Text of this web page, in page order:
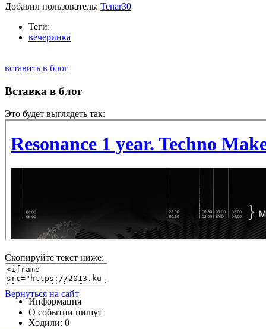
Вернуться на сайт
Добавил пользователь: Tenar30
Теги:
вечеринка
вставить в блог
Вставка в блог
Это будет выглядеть так:
Скопируйте текст ниже:
Информация
О событии пишут
Ходили: 0